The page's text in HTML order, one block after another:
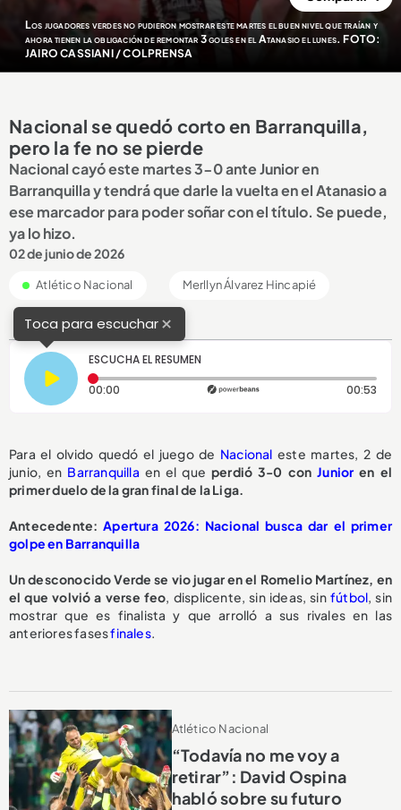
Los jugadores verdes no pudieron mostrar este martes el buen nivel que traían y
ahora tienen la obligación de remontar 3 goles en el Atanasio el lunes. FOTO:
JAIRO CASSIANI / COLPRENSA
Nacional se quedó corto en Barranquilla,
pero la fe no se pierde
Nacional cayó este martes 3-0 ante Junior en
Barranquilla y tendrá que darle la vuelta en el Atanasio a
ese marcador para poder soñar con el título. Se puede,
ya lo hizo.
02 de junio de 2026
Atlético Nacional Merllyn Álvarez Hincapié
Toca para escuchar×
ESCUCHA EL RESUMEN
00:00 Tiempo transcurrido: 0 segundos 00:53
Para el olvido quedó el juego de Nacional este martes, 2 de
junio, en Barranquilla en el que perdió 3-0 conJunioren el
primer duelo de la gran final de la Liga.
Antecedente:Apertura 2026: Nacional busca dar el primer
golpe en Barranquilla
Un desconocido Verde se vio jugar en el Romelio Martínez, en
el que volvió a verse feo, displicente, sin ideas, sin fútbol, sin
mostrar que es finalista y que arrolló a sus rivales en las
anteriores fasesfinales.
Atlético Nacional
“Todavía no me voy a
retirar”: David Ospina
habló sobre su futuro